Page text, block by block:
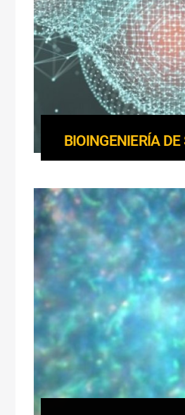
BIOINGENIERÍA